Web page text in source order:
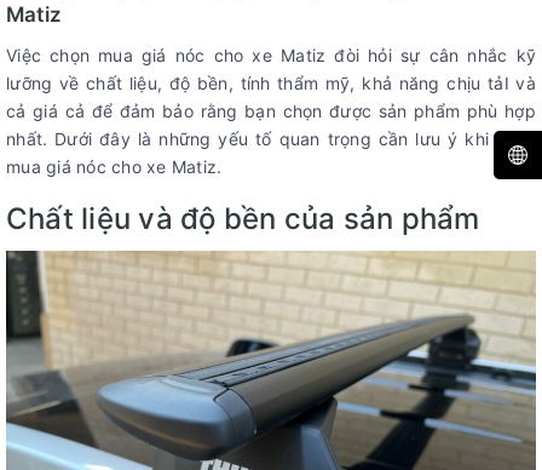
Matiz
Việc chọn mua giá nóc cho xe Matiz đòi hỏi sự cân nhắc kỹ
lưỡng về chất liệu, độ bền, tính thẩm mỹ, khả năng chịu tảI và
cả giá cả để đảm bảo rằng bạn chọn được sản phẩm phù hợp
nhất. Dưới đây là những yếu tố quan trọng cần lưu ý khi chọn
mua giá nóc cho xe Matiz.
Chất liệu và độ bền của sản phẩm